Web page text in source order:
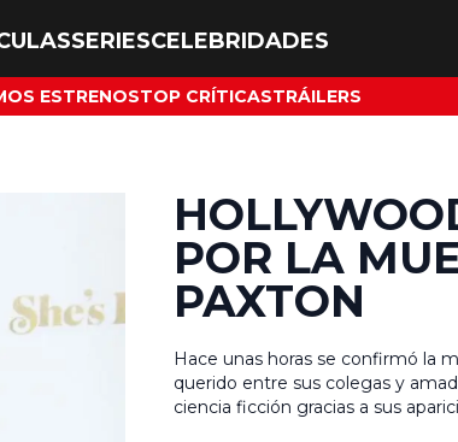
SERIESCELEBRIDADES
ESTRENOSTOP CRÍTICASTRÁILERS
POR LA
PAXTON
Hace unas horas se confirmó la
querido entre sus colegas y
ciencia ficción gracias a sus